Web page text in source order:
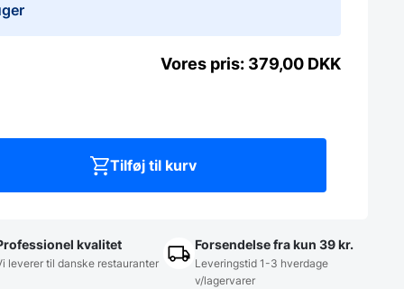
379,00 DKK
Tilføj til kurv
kvalitet
leverer til danske restauranter
Forsendelse fra kun 39 kr.
Leveringstid 1-3 hverdage
v/lagervarer